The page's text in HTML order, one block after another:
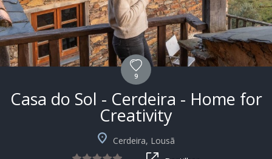
9
Casa do Sol - Cerdeira - Home for
Creativity
Cerdeira, Lousã